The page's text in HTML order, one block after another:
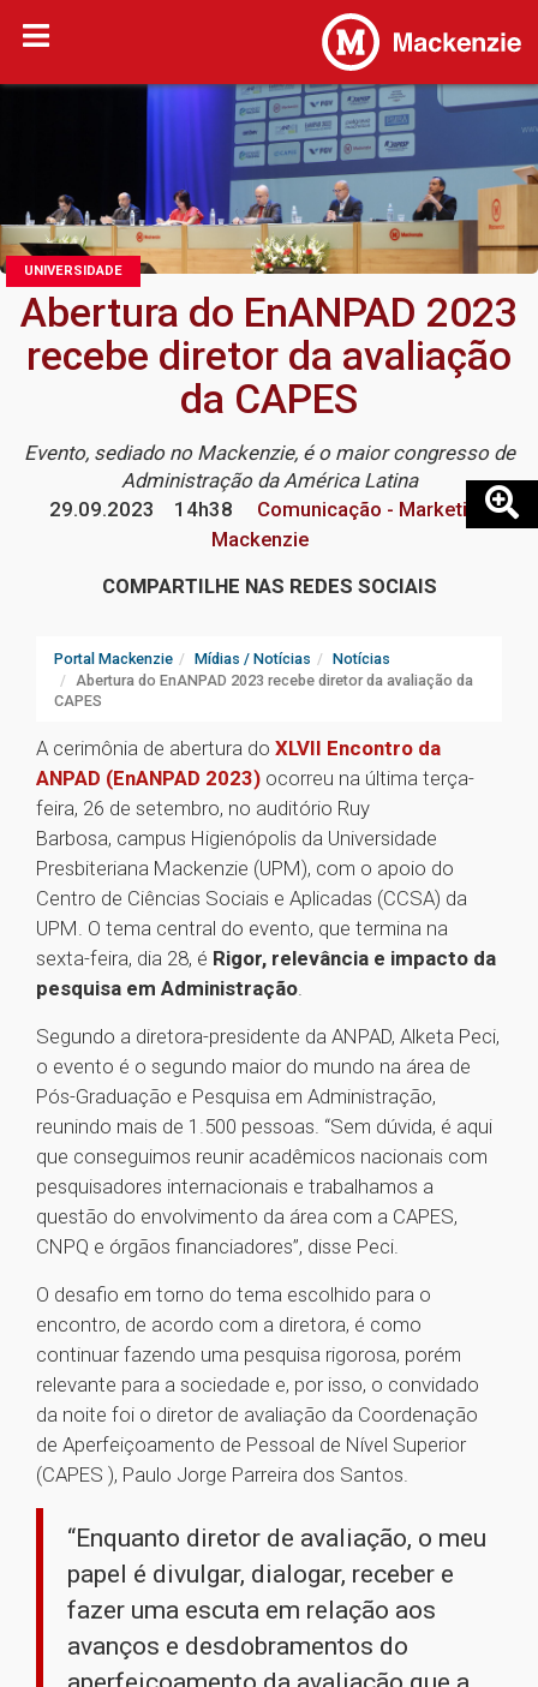
UNIVERSIDADE
Abertura do EnANPAD 2023
recebe diretor da avaliação
da CAPES
Evento, sediado no Mackenzie, é o maior congresso de
Administração da América Latina
29.09.2023
14h38
Comunicação - Marketing
Mackenzie
COMPARTILHE NAS REDES SOCIAIS
Portal Mackenzie Mídias / Notícias
Notícias
Abertura do EnANPAD 2023 recebe diretor da avaliação da
CAPES
A cerimônia de abertura do XLVII Encontro da
ANPAD (EnANPAD 2023) ocorreu na última terça-
feira, 26 de setembro, no auditório Ruy
Barbosa, campus Higienópolis da Universidade
Presbiteriana Mackenzie (UPM), com o apoio do
Centro de Ciências Sociais e Aplicadas (CCSA) da
UPM. O tema central do evento, que termina na
sexta-feira, dia 28, é Rigor, relevância e impacto da
pesquisa em Administração.
Segundo a diretora-presidente da ANPAD, Alketa Peci,
o evento é o segundo maior do mundo na área de
Pós-Graduação e Pesquisa em Administração,
reunindo mais de 1.500 pessoas. “Sem dúvida, é aqui
que conseguimos reunir acadêmicos nacionais com
pesquisadores internacionais e trabalhamos a
questão do envolvimento da área com a CAPES,
CNPQ e órgãos financiadores”, disse Peci.
O desafio em torno do tema escolhido para o
encontro, de acordo com a diretora, é como
continuar fazendo uma pesquisa rigorosa, porém
relevante para a sociedade e, por isso, o convidado
da noite foi o diretor de avaliação da Coordenação
de Aperfeiçoamento de Pessoal de Nível Superior
(CAPES ), Paulo Jorge Parreira dos Santos.
“Enquanto diretor de avaliação, o meu
papel é divulgar, dialogar, receber e
fazer uma escuta em relação aos
avanços e desdobramentos do